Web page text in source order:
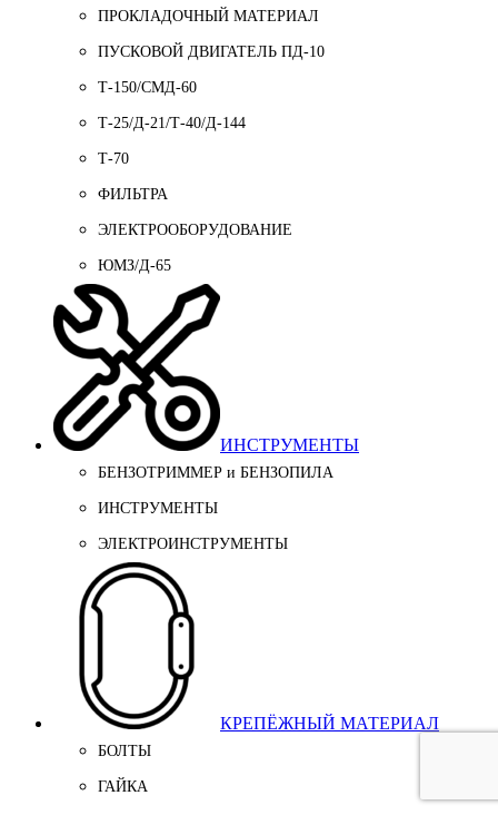
ПРОКЛАДОЧНЫЙ МАТЕРИАЛ
ПУСКОВОЙ ДВИГАТЕЛЬ ПД-10
Т-150/СМД-60
Т-25/Д-21/Т-40/Д-144
Т-70
ФИЛЬТРА
ЭЛЕКТРООБОРУДОВАНИЕ
ЮМЗ/Д-65
ИНСТРУМЕНТЫ
БЕНЗОТРИММЕР и БЕНЗОПИЛА
ИНСТРУМЕНТЫ
ЭЛЕКТРОИНСТРУМЕНТЫ
КРЕПЁЖНЫЙ МАТЕРИАЛ
БОЛТЫ
ГАЙКА